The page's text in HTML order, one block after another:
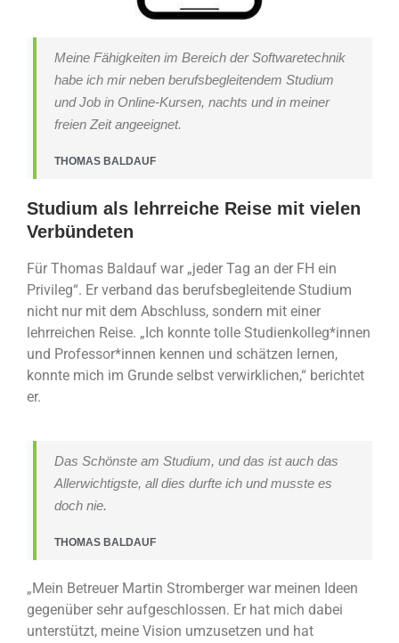
Meine Fähigkeiten im Bereich der Softwaretechnik
habe ich mir neben berufsbegleitendem Studium
und Job in Online-Kursen, nachts und in meiner
freien Zeit angeeignet.
THOMAS BALDAUF
Studium als lehrreiche Reise mit vielen
Verbündeten
Für Thomas Baldauf war „jeder Tag an der FH ein
Privileg“. Er verband das berufsbegleitende Studium
nicht nur mit dem Abschluss, sondern mit einer
lehrreichen Reise. „Ich konnte tolle Studienkolleg*innen
und Professor*innen kennen und schätzen lernen,
konnte mich im Grunde selbst verwirklichen,“ berichtet
er.
Das Schönste am Studium, und das ist auch das
Allerwichtigste, all dies durfte ich und musste es
doch nie.
THOMAS BALDAUF
„Mein Betreuer Martin Stromberger war meinen Ideen
gegenüber sehr aufgeschlossen. Er hat mich dabei
unterstützt, meine Vision umzusetzen und hat